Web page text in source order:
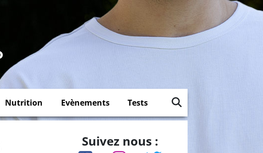
Nutrition Evènements Tests
Suivez nous :